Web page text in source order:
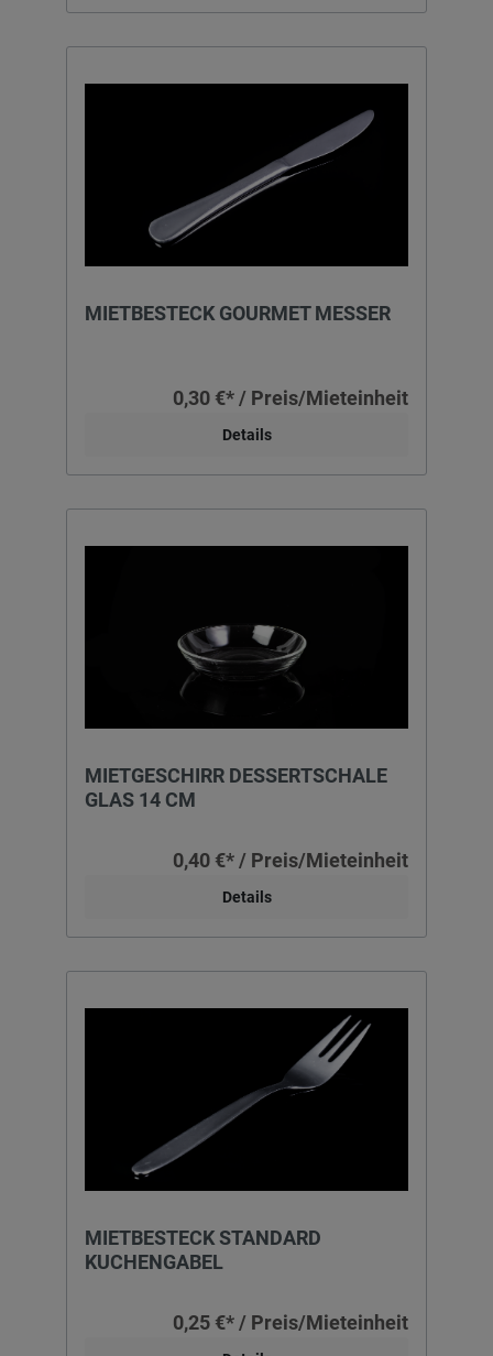
MIETBESTECK GOURMET MESSER
0,30 €* / Preis/Mieteinheit
Details
MIETGESCHIRR DESSERTSCHALE
GLAS 14 CM
0,40 €* / Preis/Mieteinheit
Details
MIETBESTECK STANDARD
KUCHENGABEL
0,25 €* / Preis/Mieteinheit